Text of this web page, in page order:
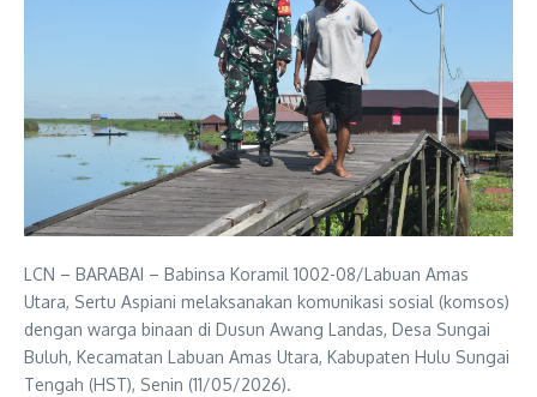
LCN – BARABAI – Babinsa Koramil 1002-08/Labuan Amas
Utara, Sertu Aspiani melaksanakan komunikasi sosial (komsos)
dengan warga binaan di Dusun Awang Landas, Desa Sungai
Buluh, Kecamatan Labuan Amas Utara, Kabupaten Hulu Sungai
Tengah (HST), Senin (11/05/2026).